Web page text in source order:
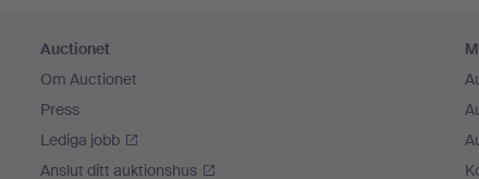
Auctionet
Om Auctionet
Press
Lediga jobb
Anslut ditt auktionshus